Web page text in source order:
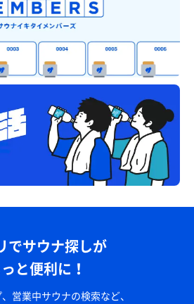
でサウナ探しが
と便利に！
営業中サウナの検索など、